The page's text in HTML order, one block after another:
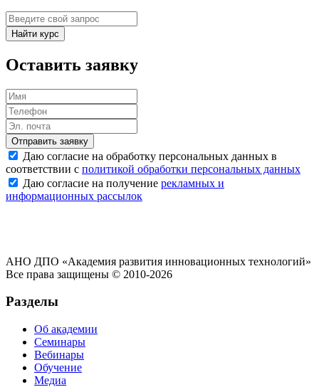
Найти курс
Оставить заявку
Отправить заявку
Даю согласие на обработку персональных данных в
соответствии с политикой обработки персональных данных
Даю согласие на получение рекламных и
информационных рассылок
АНО ДПО «Академия развития инновационных технологий»
Все права защищены © 2010-2026
Разделы
Об академии
Семинары
Вебинары
Обучение
Медиа